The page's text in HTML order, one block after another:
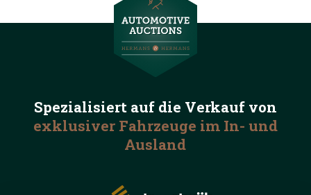
Spezialisiert auf die Verkauf von
exklusiver Fahrzeuge im In- und
Ausland